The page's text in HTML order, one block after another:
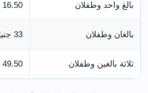
بالغ واحد وطفلان 16.50 جنيه
بالغان وطفلان 33 جنيهًا
ثلاثة بالغين وطفلان 49.50 جنيه